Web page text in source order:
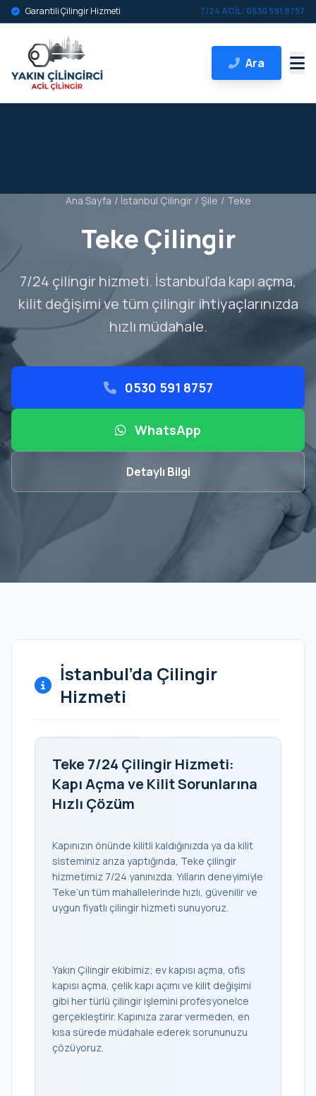
Garantili Çilingir Hizmeti 7/24 ACİL: 0530 591 8757
Ara
Ana Sayfa / İstanbul Çilingir / Şile / Teke
Teke Çilingir
7/24 çilingir hizmeti. İstanbul’da kapı açma,
kilit değişimi ve tüm çilingir ihtiyaçlarınızda
hızlı müdahale.
0530 591 8757
WhatsApp
Detaylı Bilgi
İstanbul’da Çilingir
Hizmeti
Teke 7/24 Çilingir Hizmeti:
Kapı Açma ve Kilit Sorunlarına
Hızlı Çözüm
Kapınızın önünde kilitli kaldığınızda ya da kilit
sisteminiz arıza yaptığında, Teke çilingir
hizmetimiz 7/24 yanınızda. Yılların deneyimiyle
Teke’un tüm mahallelerinde hızlı, güvenilir ve
uygun fiyatlı çilingir hizmeti sunuyoruz.
Yakın Çilingir ekibimiz; ev kapısı açma, ofis
kapısı açma, çelik kapı açımı ve kilit değişimi
gibi her türlü çilingir işlemini profesyonelce
gerçekleştirir. Kapınıza zarar vermeden, en
kısa sürede müdahale ederek sorununuzu
çözüyoruz.